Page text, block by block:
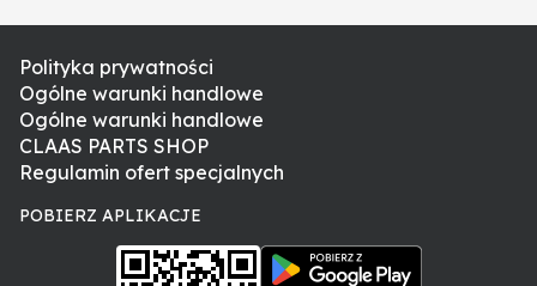
Polityka prywatności
Ogólne warunki handlowe
Ogólne warunki handlowe
CLAAS PARTS SHOP
Regulamin ofert specjalnych
POBIERZ APLIKACJE